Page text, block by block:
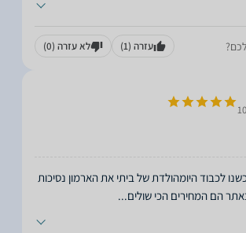
עזרה (1) לא עזרה (0)
לכבוד היומהולדת של ביתי את הארמון נסיכות
הם המחירים הכי שולים...